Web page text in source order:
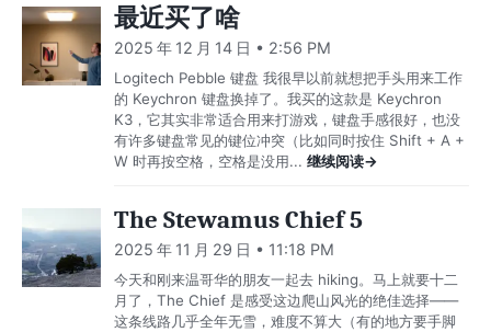
最近买了啥
2025 年 12 月 14 日 • 2:56 PM
Logitech Pebble 键盘 我很早以前就想把手头用来工作
的 Keychron 键盘换掉了。我买的这款是 Keychron
K3，它其实非常适合用来打游戏，键盘手感很好，也没
有许多键盘常见的键位冲突（比如同时按住 Shift + A +
W 时再按空格，空格是没用... 继续阅读→
The Stewamus Chief 5
2025 年 11 月 29 日 • 11:18 PM
今天和刚来温哥华的朋友一起去 hiking。马上就要十二
月了，The Chief 是感受这边爬山风光的绝佳选择——
这条线路几乎全年无雪，难度不算大（有的地方要手脚